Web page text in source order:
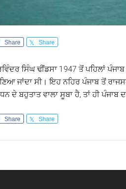
Share Share
ਸਿੰਘ ਢੀਂਡਸਾ 1947 ਤੋਂ ਪਹਿਲਾਂ
ਜਾਂਦਾ ਸੀ। ਇਹ ਨਹਿਰ ਪੰਜਾਬ ਤੋਂ
ਦੇ ਬਹੁਤਾਤ ਵਾਲਾ ਸੂਬਾ ਹੈ, ਤਾਂ ਹੀ ਪੰਜਾਬ
Share Share